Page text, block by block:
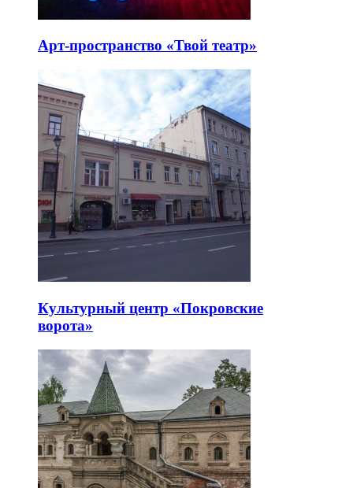
Арт-пространство «Твой театр»
Культурный центр «Покровские
ворота»